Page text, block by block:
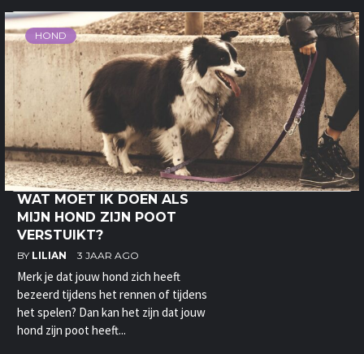
HOND
WAT MOET IK DOEN ALS
MIJN HOND ZIJN POOT
VERSTUIKT?
BY LILIAN 3 JAAR AGO
Merk je dat jouw hond zich heeft
bezeerd tijdens het rennen of tijdens
het spelen? Dan kan het zijn dat jouw
hond zijn poot heeft...